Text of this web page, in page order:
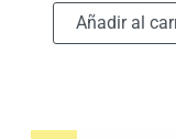
Añadir al